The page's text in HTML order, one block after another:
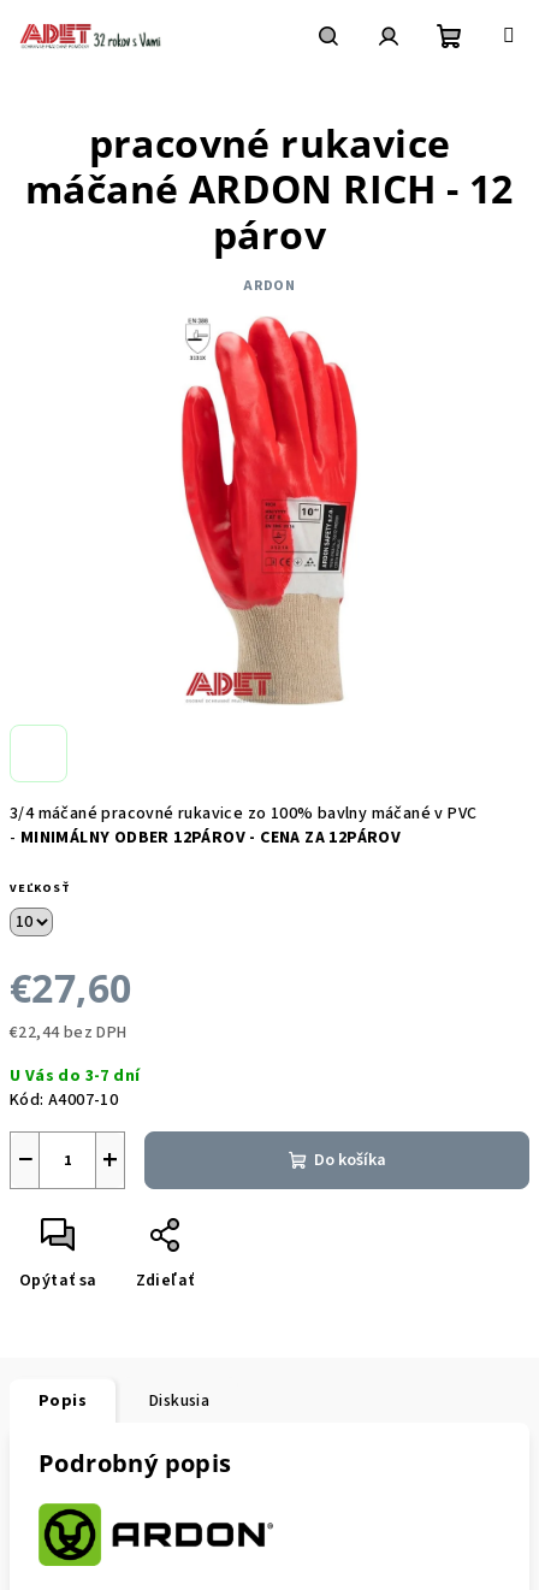
košík
3/4 máčané pracovné rukavice zo 100% bavlny máčané v PVC
- MINIMÁLNY ODBER 12PÁROV - CENA ZA 12PÁROV
VEĽKOSŤ
€27,60
€22,44 bez DPH
cena:
U Vás do 3-7 dní
Kód: A4007-10
+
− Do košíka
Opýtať sa Zdieľať
pracovné rukavice
máčané ARDON RICH - 12
párov
ARDON
Popis Diskusia
Podrobný popis